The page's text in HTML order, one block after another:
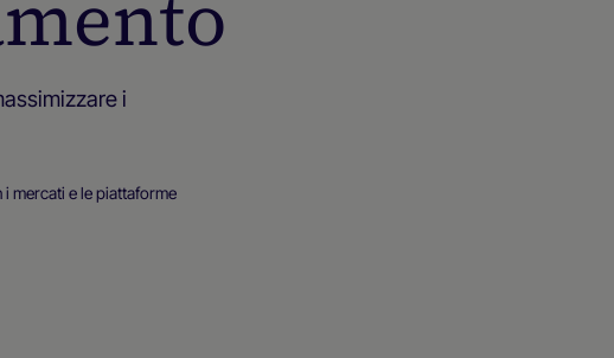
i
mercati e le piattaforme